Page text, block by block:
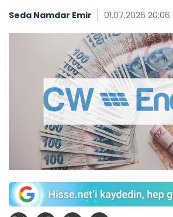
Seda Namdar Emir 01.07.2026 20:06